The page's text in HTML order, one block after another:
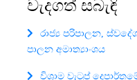
වැදගත් සබැඳි
රාජ්‍ය පරිපාලන,
පාලන අමාත්‍යාංශය
විශ්‍රාම වැටුප්